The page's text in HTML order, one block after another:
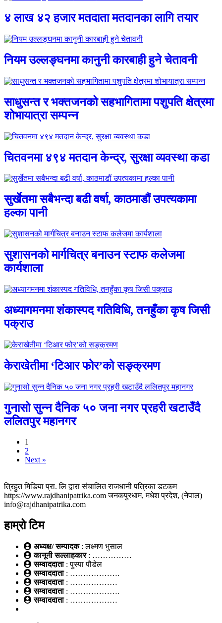
४ लाख ४२ हजार मतदाता मतदानका लागि तयार
नियम उल्लङ्घनमा कानुनी कारबाही हुने चेतावनी
साधुसन्त र भक्तजनको सहभागितामा पशुपति क्षेत्रमा
शोभायात्रा सम्पन्न
चितवनमा ४९४ मतदान केन्द्र, सुरक्षा व्यवस्था कडा
सुर्खेतमा सबैभन्दा बढी वर्षा, काठमाडौं उपत्यकामा
हल्का पानी
सुशासनको मार्गचित्र बनाउन स्टाफ कलेजमा
कार्यशाला
अध्यागमनमा शंकास्पद गतिविधि, तनहुँका कृष जिसी
पक्राउ
केराखेतीमा ‘टिआर फोर’को सङ्क्रमण
गुनासो सुन्न दैनिक ५० जना नगर प्रहरी खटाउँदै
ललितपुर महानगर
1
2
Next »
त्रिहुत मिडिया प्रा. लि द्वारा संचालित राजधानी पत्रिका डटकम
https://www.rajdhanipatrika.com जनकपुरधाम, मधेश प्रदेश, (नेपाल)
info@rajdhanipatrika.com
हाम्रो टिम
अध्यक्ष/ सम्पादक: लक्ष्मण भुसाल
कानूनी सल्लाहकार : ……………
सम्वाददाता: पुस्पा पौडेल
सम्वाददाता : ……………….
सम्वाददाता: ………………
सम्वाददाता: ……………….
सम्वाददाता: ………………